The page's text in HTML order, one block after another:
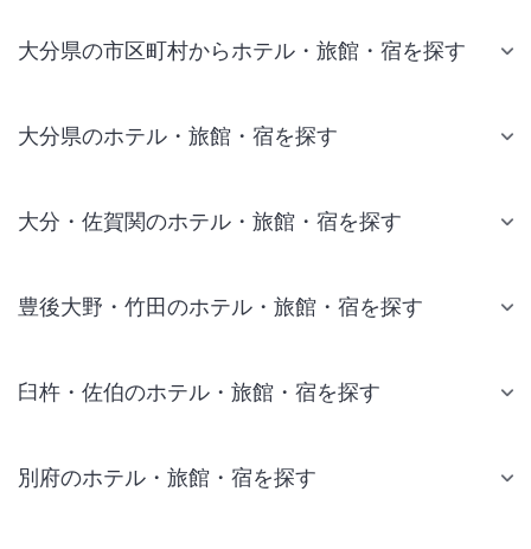
大分県の市区町村からホテル・旅館・宿を探す
大分県のホテル・旅館・宿を探す
大分・佐賀関のホテル・旅館・宿を探す
豊後大野・竹田のホテル・旅館・宿を探す
臼杵・佐伯のホテル・旅館・宿を探す
別府のホテル・旅館・宿を探す